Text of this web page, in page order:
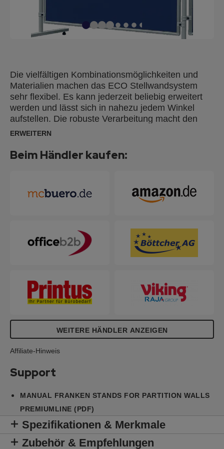
Die vielfältigen Kombinationsmöglichkeiten und
Materialien machen das ECO Stellwandsystem
sehr flexibel. Es kann jederzeit beliebig erweitert
werden und lässt sich in nahezu jedem Winkel
aufstellen. Die robuste Verarbeitung macht den
Einsatz auch in Lager- und Produktionsbereichen
Messepräsentationen, Ausstellungen, im
genauso geeignet, wie auch als Präsentations-
verwendbar und werden inkl. Befestigungsadapter
geliefert. Die Säulen müssen separat bestellt
werden (Bei Einzelaufstellung: Anzahl der Tafeln x
ERWEITERN
Beim Händler kaufen:
WEITERE HÄNDLER ANZEIGEN
Affiliate-Hinweis
Support
MANUAL FRANKEN STANDS FOR PARTITION WALLS
PREMIUMLINE (PDF)
Spezifikationen & Merkmale
Zubehör & Empfehlungen